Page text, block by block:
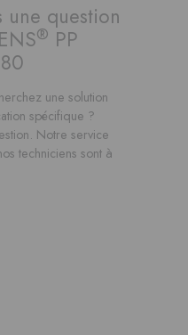
une question
® PP
une solution
spécifique ?
Notre service
techniciens sont à